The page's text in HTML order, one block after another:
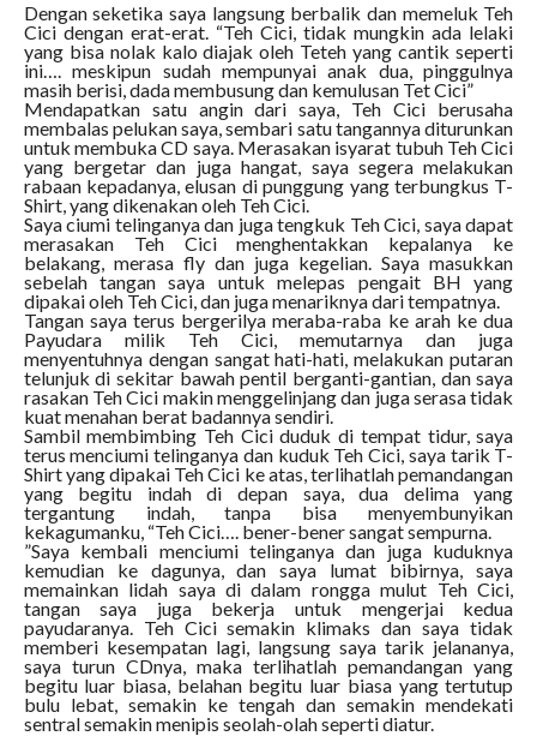
Dengan seketika saya langsung berbalik dan memeluk Teh
Cici dengan erat-erat. “Teh Cici, tidak mungkin ada lelaki
yang bisa nolak kalo diajak oleh Teteh yang cantik seperti
ini…. meskipun sudah mempunyai anak dua, pinggulnya
masih berisi, dada membusung dan kemulusan Tet Cici”
Mendapatkan satu angin dari saya, Teh Cici berusaha
membalas pelukan saya, sembari satu tangannya diturunkan
untuk membuka CD saya. Merasakan isyarat tubuh Teh Cici
yang bergetar dan juga hangat, saya segera melakukan
rabaan kepadanya, elusan di punggung yang terbungkus T-
Shirt, yang dikenakan oleh Teh Cici.
Saya ciumi telinganya dan juga tengkuk Teh Cici, saya dapat
merasakan Teh Cici menghentakkan kepalanya ke
belakang, merasa fly dan juga kegelian. Saya masukkan
sebelah tangan saya untuk melepas pengait BH yang
dipakai oleh Teh Cici, dan juga menariknya dari tempatnya.
Tangan saya terus bergerilya meraba-raba ke arah ke dua
Payudara milik Teh Cici, memutarnya dan juga
menyentuhnya dengan sangat hati-hati, melakukan putaran
telunjuk di sekitar bawah pentil berganti-gantian, dan saya
rasakan Teh Cici makin menggelinjang dan juga serasa tidak
kuat menahan berat badannya sendiri.
Sambil membimbing Teh Cici duduk di tempat tidur, saya
terus menciumi telinganya dan kuduk Teh Cici, saya tarik T-
Shirt yang dipakai Teh Cici ke atas, terlihatlah pemandangan
yang begitu indah di depan saya, dua delima yang
tergantung indah, tanpa bisa menyembunyikan
kekagumanku, “Teh Cici…. bener-bener sangat sempurna.
”Saya kembali menciumi telinganya dan juga kuduknya
kemudian ke dagunya, dan saya lumat bibirnya, saya
memainkan lidah saya di dalam rongga mulut Teh Cici,
tangan saya juga bekerja untuk mengerjai kedua
payudaranya. Teh Cici semakin klimaks dan saya tidak
memberi kesempatan lagi, langsung saya tarik jelananya,
saya turun CDnya, maka terlihatlah pemandangan yang
begitu luar biasa, belahan begitu luar biasa yang tertutup
bulu lebat, semakin ke tengah dan semakin mendekati
sentral semakin menipis seolah-olah seperti diatur.